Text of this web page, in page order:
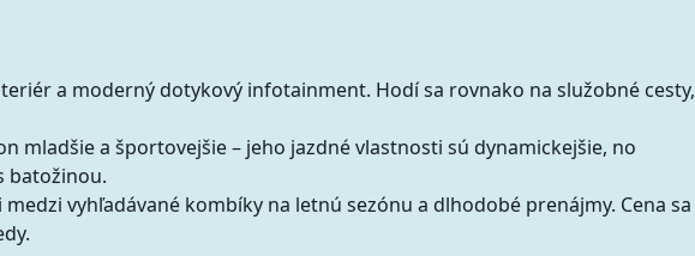
a moderný dotykový infotainment. Hodí sa rovnako na služobné cesty,
mladšie a športovejšie – jeho jazdné vlastnosti sú dynamickejšie, no
batožinou.
medzi vyhľadávané kombíky na letnú sezónu a dlhodobé prenájmy. Cena sa